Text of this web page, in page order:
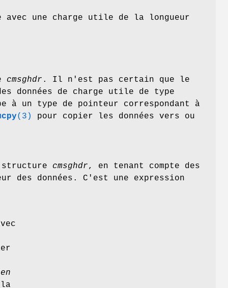
avec une charge utile de la longueur
cmsghdr . Il n'est pas certain que le
données de charge utile de type
à un type de pointeur correspondant à
(3)
pour copier les données vers ou
cmsghdr, en tenant compte des
des données. C'est une expression